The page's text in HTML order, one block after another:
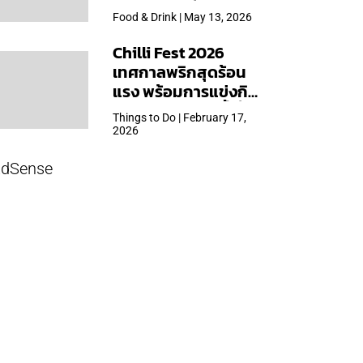
ใหญ่สุดเท่าที่เคยจัดมา
Food & Drink | May 13, 2026
Chilli Fest 2026
เทศกาลพริกสุดร้อน
แรง พร้อมการแข่งกิน
พริก จัด 28 มี.ค.นี้ ที่โรง
แรมคิมป์ตัน มาลัยฯ
Things to Do | February 17,
2026